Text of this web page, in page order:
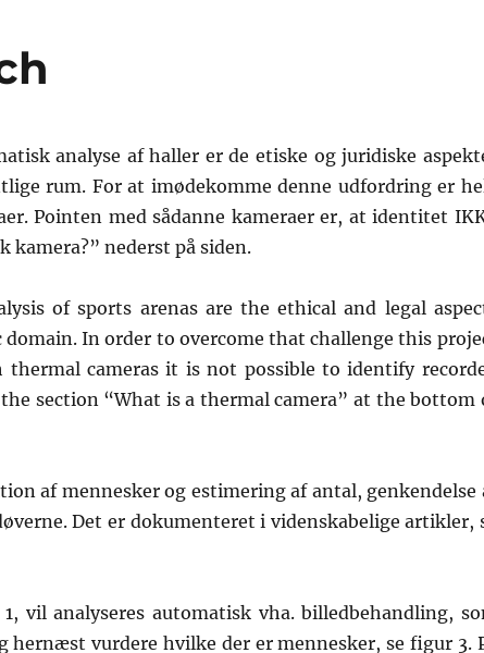
analyse af haller er de etiske og juridiske
rum. For at imødekomme denne udfordring er
Pointen med sådanne kameraer er, at identitet
kamera?” nederst på siden.
of sports arenas are the ethical and legal
In order to overcome that challenge this
cameras it is not possible to identify
section “What is a thermal camera” at the bottom
af mennesker og estimering af antal, genkendelse
Det er dokumenteret i videnskabelige artikler,
vil analyseres automatisk vha. billedbehandling,
vurdere hvilke der er mennesker, se figur 3.